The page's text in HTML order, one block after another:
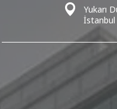
Yukarı
İstanbul